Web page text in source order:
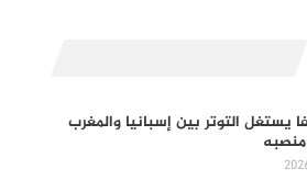
يستغل التوتر بين إسبانيا والمغرب